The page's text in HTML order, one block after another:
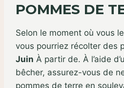
POMMES DE
Selon le moment où vous
vous pourriez récolter des
Juin À partir de. À l’aide
bêcher, assurez-vous de
pommes de terre en